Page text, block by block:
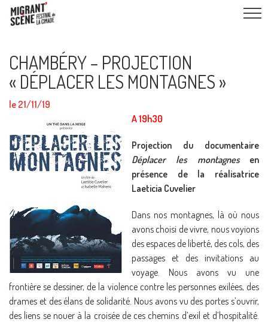
CHAMBÉRY – PROJECTION
« DÉPLACER LES MONTAGNES »
le 21/11/19
A 19h30
Projection du documentaire
Déplacer les montagnesen
présence de la réalisatrice
Laeticia Cuvelier
Dans nos montagnes, là où nous
avons choisi de vivre, nous voyions
des espaces de liberté, des cols, des
passages et des invitations au
voyage. Nous avons vu une
frontière se dessiner, de la violence contre les personnes exilées, des
drames et des élans de solidarité. Nous avons vu des portes s’ouvrir,
des liens se nouer à la croisée de ces chemins d’exil et d’hospitalité.